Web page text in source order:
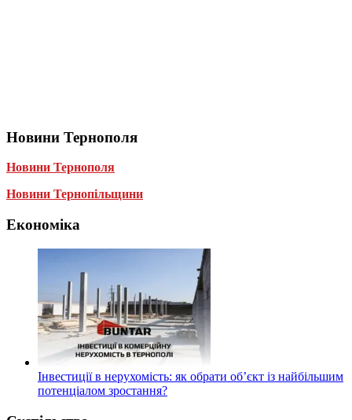
Новини Тернополя
Новини Тернополя
Новини Тернопільщини
Економіка
Інвестиції в нерухомість: як обрати об’єкт із найбільшим
потенціалом зростання?